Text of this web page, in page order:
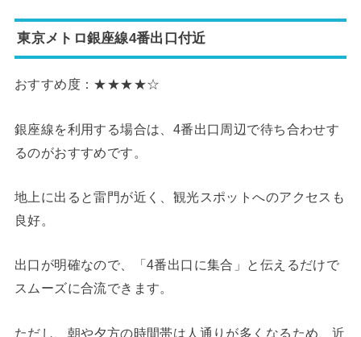
東京メトロ銀座線4番出口付近
おすすめ度：★★★★☆
銀座線を利用する場合は、4番出口周辺で待ち合わせす
るのがおすすめです。
地上に出ると雷門が近く、観光スポットへのアクセスも
良好。
出口が明確なので、「4番出口に集合」と伝えるだけで
スムーズに合流できます。
ただし、朝や夕方の時間帯は人通りが多くなるため、近